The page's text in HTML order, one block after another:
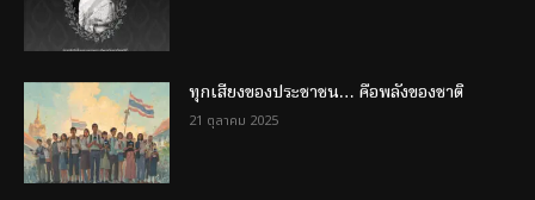
ทุกเสียงของประชาชน… คือพลังของชาติ
21 ตุลาคม 2025